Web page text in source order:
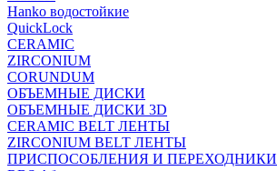
Hanko водостойкие
QuickLock
CERAMIC
ZIRCONIUM
СORUNDUM
ОБЪЕМНЫЕ ДИСКИ
ОБЪЕМНЫЕ ДИСКИ 3D
CERAMIC BELT ЛЕНТЫ
ZIRCONIUM BELT ЛЕНТЫ
ПРИСПОСОБЛЕНИЯ И ПЕРЕХОДНИКИ